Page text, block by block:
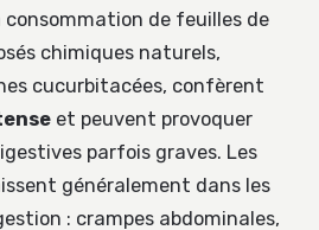
consommation de feuilles de
chimiques naturels,
cucurbitacées, confèrent
et peuvent provoquer
parfois graves. Les
généralement dans les
: crampes abdominales,